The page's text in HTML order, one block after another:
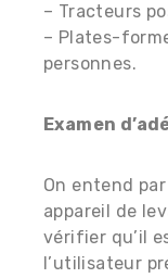
– Tracteurs
– Plates-
personnes.
Examen
On entend
appareil de
vérifier qu’il
l’utilisateur